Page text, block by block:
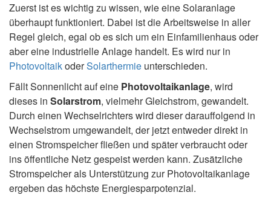
Zuerst ist es wichtig zu wissen, wie eine Solaranlage
überhaupt funktioniert. Dabei ist die Arbeitsweise in aller
Regel gleich, egal ob es sich um ein Einfamilienhaus oder
aber eine industrielle Anlage handelt. Es wird nur in
PhotovoltaikoderSolarthermie unterschieden.
Fällt Sonnenlicht auf eine Photovoltaikanlage, wird
dieses in Solarstrom, vielmehr Gleichstrom, gewandelt.
Durch einen Wechselrichters wird dieser darauffolgend in
Wechselstrom umgewandelt, der jetzt entweder direkt in
einen Stromspeicher fließen und später verbraucht oder
ins öffentliche Netz gespeist werden kann. Zusätzliche
Stromspeicher als Unterstützung zur Photovoltaikanlage
ergeben das höchste Energiesparpotenzial.